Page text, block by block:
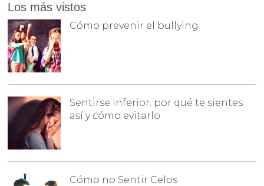
Los más vistos
Cómo prevenir el bullying
Sentirse Inferior: por qué te sientes
así y cómo evitarlo
Cómo no Sentir Celos